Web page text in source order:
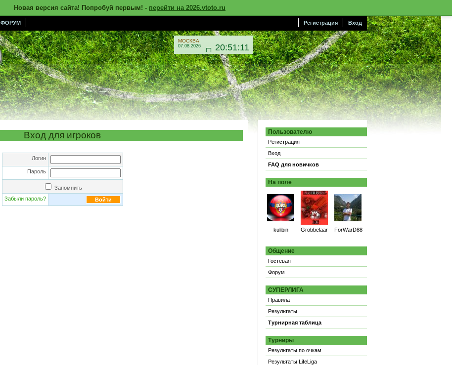
Новая версия сайта! Попробуй первым! - перейти на 2026.vtoto.ru
ФОРУМ Вход
Регистрация
МОСКВА
07.08.2026  20:51:12
Пользователю
Регистрация
Вход
FAQ для новичков
На поле
kulibin Grobbelaar ForWarD88
Общение
Гостевая
Форум
СУПЕРЛИГА
Правила
Результаты
Турнирная таблица
Турниры
Результаты по очкам
Результаты LifeLiga
Вход для игроков
Логин
Пароль
Запомнить
Забыли пароль?